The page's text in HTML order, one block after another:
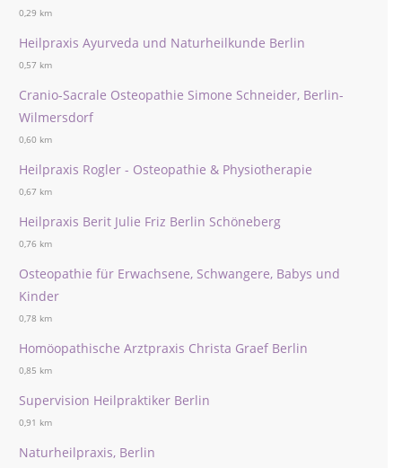
0,29 km
Heilpraxis Ayurveda und Naturheilkunde Berlin
0,57 km
Cranio-Sacrale Osteopathie Simone Schneider, Berlin-
Wilmersdorf
0,60 km
Heilpraxis Rogler - Osteopathie & Physiotherapie
0,67 km
Heilpraxis Berit Julie Friz Berlin Schöneberg
0,76 km
Osteopathie für Erwachsene, Schwangere, Babys und
Kinder
0,78 km
Homöopathische Arztpraxis Christa Graef Berlin
0,85 km
Supervision Heilpraktiker Berlin
0,91 km
Naturheilpraxis, Berlin